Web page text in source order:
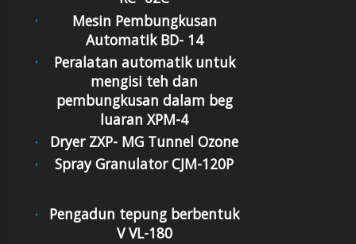
Mesin Pembungkusan
Automatik BD- 14
Peralatan automatik untuk
mengisi teh dan
pembungkusan dalam beg
luaran XPM-4
Dryer ZXP- MG Tunnel Ozone
Spray Granulator CJM-120P
Pengadun tepung berbentuk
V VL-180